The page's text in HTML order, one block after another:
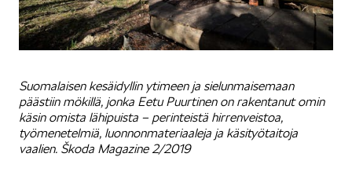
Suomalaisen kesäidyllin ytimeen ja sielunmaisemaan
päästiin mökillä, jonka Eetu Puurtinen on rakentanut omin
käsin omista lähipuista – perinteistä hirrenveistoa,
työmenetelmiä, luonnonmateriaaleja ja käsityötaitoja
vaalien. Škoda Magazine 2/2019